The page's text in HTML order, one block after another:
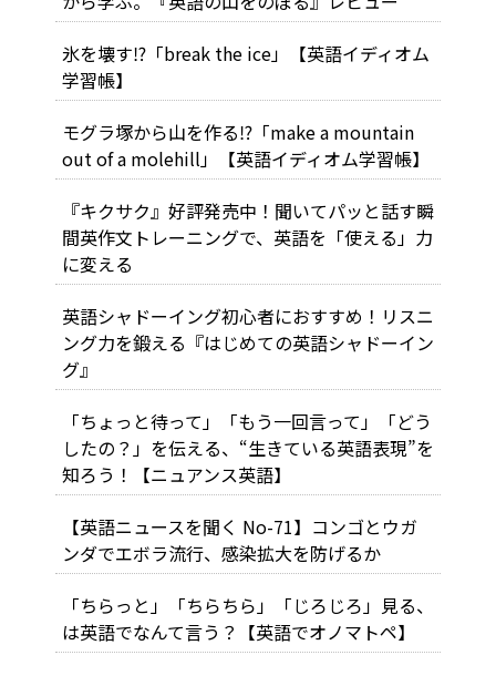
氷を壊す⁉「break the ice」【英語イディオム
学習帳】
モグラ塚から山を作る⁉「make a mountain
out of a molehill」【英語イディオム学習帳】
『キクサク』好評発売中！聞いてパッと話す瞬
間英作文トレーニングで、英語を「使える」力
に変える
英語シャドーイング初心者におすすめ！リスニ
ング力を鍛える『はじめての英語シャドーイン
グ』
「ちょっと待って」「もう一回言って」「どう
したの？」を伝える、“生きている英語表現”を
知ろう！【ニュアンス英語】
【英語ニュースを聞く No-71】コンゴとウガ
ンダでエボラ流行、感染拡大を防げるか
「ちらっと」「ちらちら」「じろじろ」見る、
は英語でなんて言う？【英語でオノマトペ】